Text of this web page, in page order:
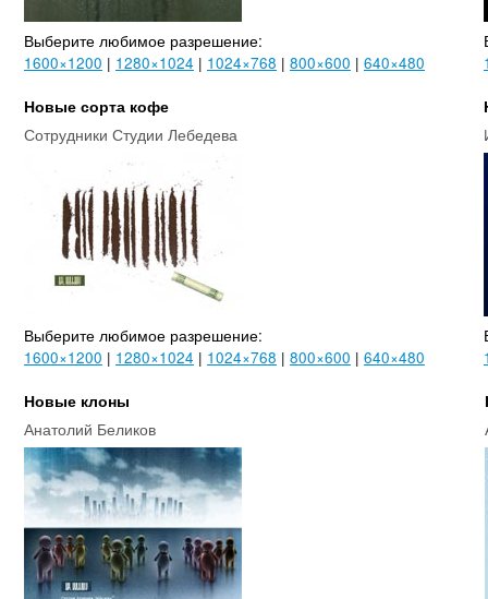
Выберите любимое разрешение:
1600×1200 | 1280×1024 | 1024×768 | 800×600 | 640×480
Новые сорта кофе
Сотрудники Студии Лебедева
Выберите любимое разрешение:
1600×1200 | 1280×1024 | 1024×768 | 800×600 | 640×480
Новые клоны
Анатолий Беликов